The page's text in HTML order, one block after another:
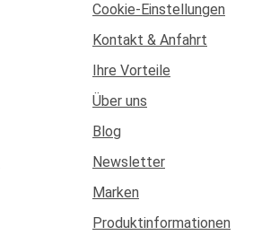
Cookie-Einstellungen
Kontakt & Anfahrt
Ihre Vorteile
Über uns
Blog
Newsletter
Marken
Produktinformationen